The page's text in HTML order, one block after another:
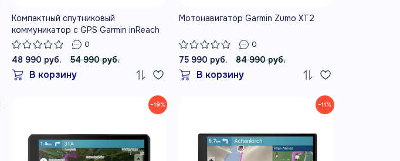
Компактный спутниковый
коммуникатор c GPS Garmin inReach
Mini 2 Огненно-красный
0
48 990 руб. 54 990 руб.
В корзину
Мотонавигатор Garmin Zumo XT2
0
75 990 руб. 84 990 руб.
В корзину
−19% −11%